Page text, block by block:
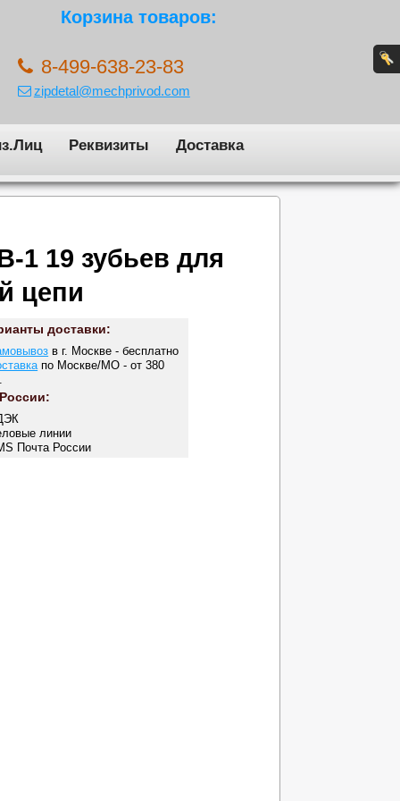
Корзина товаров:
8-499-638-23-83
zipdetal@mechprivod.com
Реквизиты
Доставка
1 19 зубьев для
цепи
доставки:
в г. Москве - бесплатно
по Москве/МО - от 380
линии
Почта России